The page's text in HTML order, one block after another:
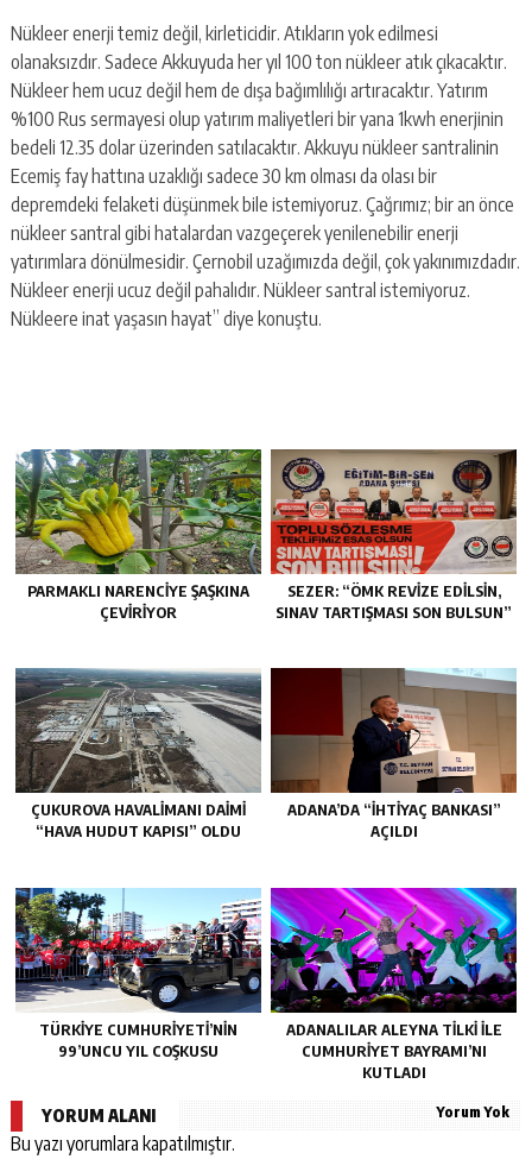
Nükleer enerji temiz değil, kirleticidir. Atıkların yok edilmesi
olanaksızdır. Sadece Akkuyuda her yıl 100 ton nükleer atık çıkacaktır.
Nükleer hem ucuz değil hem de dışa bağımlılığı artıracaktır. Yatırım
%100 Rus sermayesi olup yatırım maliyetleri bir yana 1kwh enerjinin
bedeli 12.35 dolar üzerinden satılacaktır. Akkuyu nükleer santralinin
Ecemiş fay hattına uzaklığı sadece 30 km olması da olası bir
depremdeki felaketi düşünmek bile istemiyoruz. Çağrımız; bir an önce
nükleer santral gibi hatalardan vazgeçerek yenilenebilir enerji
yatırımlara dönülmesidir. Çernobil uzağımızda değil, çok yakınımızdadır.
Nükleer enerji ucuz değil pahalıdır. Nükleer santral istemiyoruz.
Nükleere inat yaşasın hayat” diye konuştu.
PARMAKLI NARENCİYE ŞAŞKINA
ÇEVİRİYOR
SEZER: “ÖMK REVİZE EDİLSİN,
SINAV TARTIŞMASI SON BULSUN”
ÇUKUROVA HAVALİMANI DAİMİ
“HAVA HUDUT KAPISI” OLDU
ADANA’DA “İHTİYAÇ BANKASI”
AÇILDI
TÜRKİYE CUMHURİYETİ’NİN
99’UNCU YIL COŞKUSU
ADANALILAR ALEYNA TİLKİ İLE
CUMHURİYET BAYRAMI’NI
KUTLADI
YORUM ALANI Yorum Yok
Bu yazı yorumlara kapatılmıştır.